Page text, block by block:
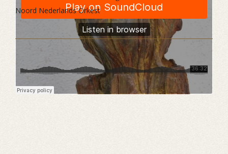
Noord Nederlands Orkest